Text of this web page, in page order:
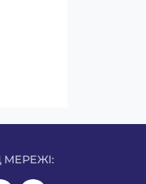
МЕРЕЖІ: